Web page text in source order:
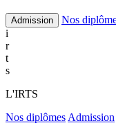
Admission Nos
i
r
t
s
L'IRTS
Nos diplômes Admission